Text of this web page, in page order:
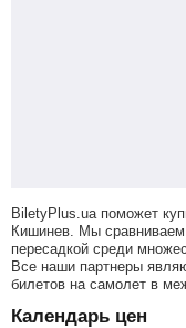
BiletyPlus.ua поможет
Кишинев. Мы
пересадкой среди
Все наши партнеры
билетов на самолет в
Календарь цен